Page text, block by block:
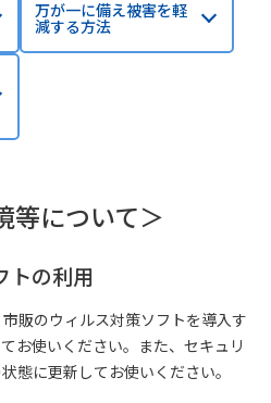
万が一に備え被害を軽
減する方法
等について＞
トの利用
販のウィルス対策ソフトを導入す
お使いください。また、セキュリ
態に更新してお使いください。